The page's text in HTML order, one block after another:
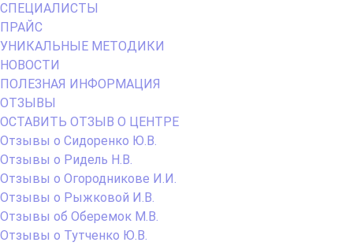
СПЕЦИАЛИСТЫ
ПРАЙС
УНИКАЛЬНЫЕ МЕТОДИКИ
НОВОСТИ
ПОЛЕЗНАЯ ИНФОРМАЦИЯ
ОТЗЫВЫ
ОСТАВИТЬ ОТЗЫВ О ЦЕНТРЕ
Отзывы о Сидоренко Ю.В.
Отзывы о Ридель Н.В.
Отзывы о Огородникове И.И.
Отзывы о Рыжковой И.В.
Отзывы об Оберемок М.В.
Отзывы о Тутченко Ю.В.